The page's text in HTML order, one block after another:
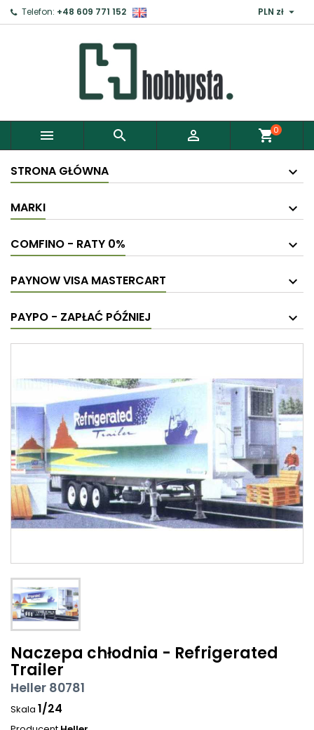
Telefon: +48 609 771 152 PLN zł 
   shopping_cart0
STRONA GŁÓWNA
MARKI
COMFINO - RATY 0%
PAYNOW VISA MASTERCART
PAYPO - ZAPŁAĆ PÓŹNIEJ
Naczepa chłodnia - Refrigerated
Trailer
Heller 80781
Skala 1/24